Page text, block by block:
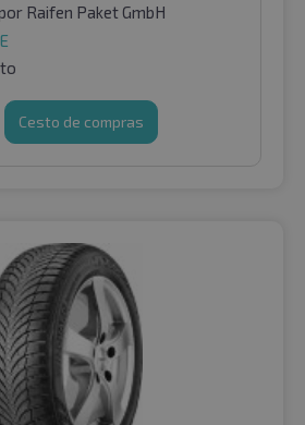
Raifen Paket GmbH
Cesto de compras